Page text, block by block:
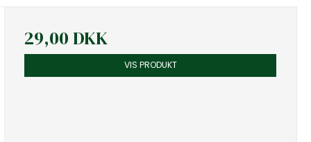
29,00 DKK
VIS PRODUKT